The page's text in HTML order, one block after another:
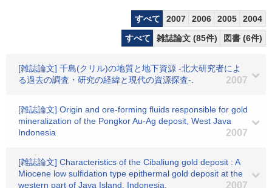
すべて 2007 2006 2005
2004
すべて
雑誌論文 (85件) 図書 (6件)
[雑誌論文] 千島(クリル)の地質と地下資源 -北大研究者によ
る過去の調査・研究の経緯と現代の資源探査-.
2007
[雑誌論文] Origin and ore-forming fluids responsible for gold
mineralization of the Pongkor Au-Ag deposit, West Java
Indonesia
2007
[雑誌論文] Characteristics of the Cibaliung gold deposit : A
Miocene low sulfidation type epithermal gold deposit at the
western part of Java Island, Indonesia.
2007